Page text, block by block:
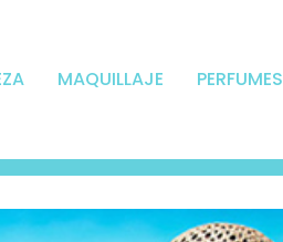
MAQUILLAJE PERFUMES